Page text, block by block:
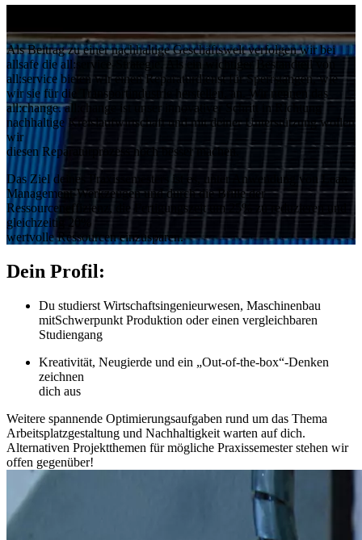
Als Beitrag zu einer nachhaltige Geschäftswelt verfolgen wir bei
allsafe die all:service-Strategie. Als ein wichtiger Bestandteil von
all:service bieten wir einen Reparaturdienst für Sperrstangen, wie
wir sie für die Transportindustrie herstellen, an. Wir nennen das
all:change. all:change ist unser innovativer Schritt in Richtung
nachhaltige Kreislaufwirtschaft und mit deiner Unterstützung wollen
wir
diesen Reparaturprozess noch besser machen.
Das Ziel deines Praxissemesters ist es, unter Anwendung von Lean
Management-Werkzeugen und durch die Brille der
Ressourceneffizienz, die Fertigungszeit um 25% zu reduzieren und
gleichzeitig 20%
wertvolle Ressourcen einzusparen.
Dein Profil:
Du studierst Wirtschaftsingenieurwesen, Maschinenbau
mitSchwerpunkt Produktion oder einen vergleichbaren
Studiengang
Kreativität, Neugierde und ein „Out-of-the-box“-Denken
zeichnen
dich aus
Weitere spannende Optimierungsaufgaben rund um das Thema
Arbeitsplatzgestaltung und Nachhaltigkeit warten auf dich.
Alternativen Projektthemen für mögliche Praxissemester stehen wir
offen gegenüber!